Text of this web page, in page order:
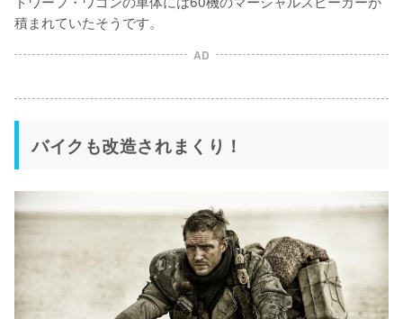
積まれていたそうです。
AD
バイクも改造されまくり！